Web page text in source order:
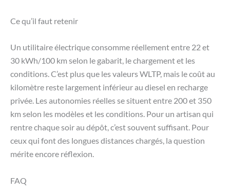
Ce qu’il faut retenir
Un utilitaire électrique consomme réellement entre 22 et
30 kWh/100 km selon le gabarit, le chargement et les
conditions. C’est plus que les valeurs WLTP, mais le coût au
kilomètre reste largement inférieur au diesel en recharge
privée. Les autonomies réelles se situent entre 200 et 350
km selon les modèles et les conditions. Pour un artisan qui
rentre chaque soir au dépôt, c’est souvent suffisant. Pour
ceux qui font des longues distances chargés, la question
mérite encore réflexion.
FAQ